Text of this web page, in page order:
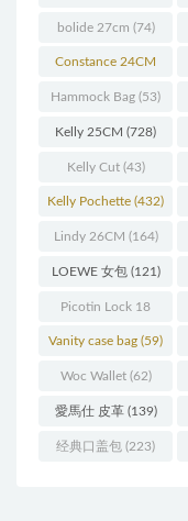
bolide 27cm (74)
Constance 24CM
(216)
Hammock Bag (53)
Kelly 25CM (728)
Kelly Cut(43)
Kelly Pochette (432)
Lindy 26CM (164)
LOEWE 女包(121)
Picotin Lock 18
(202)
Vanity case bag (59)
Woc Wallet(62)
愛馬仕 皮革(139)
经典口盖包 (223)